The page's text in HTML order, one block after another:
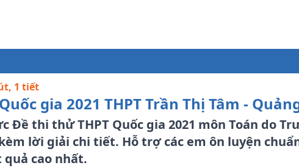
1 tiết
gia 2021 THPT Trần Thị Tâm -
Đề thi thử THPT Quốc gia 2021 môn Toán do
lời giải chi tiết. Hỗ trợ các em ôn luyện
quả cao nhất.